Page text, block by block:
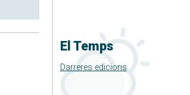
El Temps
Darreres edicions